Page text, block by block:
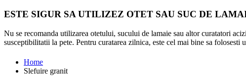
ESTE SIGUR SA UTILIZEZ OTET SAU SUC DE
Nu se recomanda utilizarea otetului, sucului de lamaie sau altor curatatori
susceptibilitatii la pete. Pentru curatarea zilnica, este cel mai bine sa
Home
Slefuire granit